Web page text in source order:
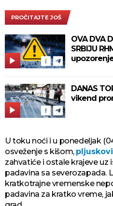
PROČITAJTE JOŠ
OVA DVA
SRBIJU
DANAS
vikend
U toku noći i u ponedeljak
osveženje s kišom,
zahvatiće i ostale krajeve
padavina sa severozapada.
kratkotrajne vremenske
padavina za kratko vreme,